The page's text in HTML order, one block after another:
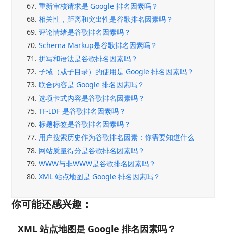
67. 重新审核请求是 Google 排名因素吗？
68. 相关性，距离和突出性是谷歌排名因素吗？
69. 评论情绪是谷歌排名因素吗？
70. Schema Markup是谷歌排名因素吗？
71. 拼写和语法是谷歌排名因素吗？
72. 子域（或子目录）的使用是 Google 排名因素吗？
73. 联合内容是 Google 排名因素吗？
74. 选项卡式内容是谷歌排名因素吗？
75. TF-IDF 是谷歌排名因素吗？
76. 标题标签是谷歌排名因素吗？
77. 用户搜索历史作为谷歌排名因素：你需要知道什么
78. 网站质量得分是谷歌排名因素吗？
79. WWW与非WWW是谷歌排名因素吗？
80. XML 站点地图是 Google 排名因素吗？
你可能还感兴趣：
XML 站点地图是 Google 排名因素吗？